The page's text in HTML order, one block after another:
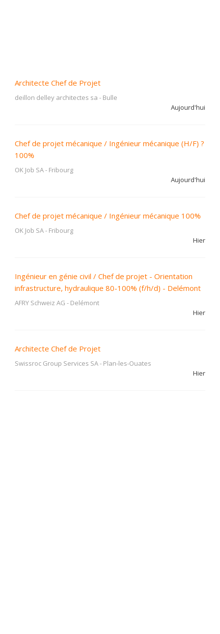
Architecte Chef de Projet
deillon delley architectes sa - Bulle
Aujourd'hui
Chef de projet mécanique / Ingénieur mécanique (H/F) ?
100%
OK Job SA- Fribourg
Aujourd'hui
Chef de projet mécanique / Ingénieur mécanique 100%
OK Job SA- Fribourg
Hier
Ingénieur en génie civil / Chef de projet - Orientation
infrastructure, hydraulique 80-100% (f/h/d) - Delémont
AFRY Schweiz AG - Delémont
Hier
Architecte Chef de Projet
Swissroc Group Services SA- Plan-les-Ouates
Hier